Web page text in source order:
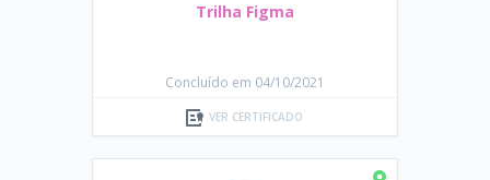
Trilha Figma
Concluído em 04/10/2021
VER CERTIFICADO